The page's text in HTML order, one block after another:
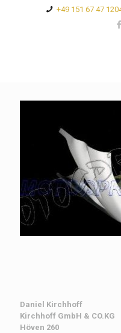
+49 151 67 47
Daniel Kirchhoff
Kirchhoff GmbH & CO.KG
Höven 260